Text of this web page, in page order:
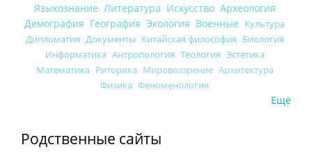
Языкознание Литература Искусство Археология
Демография География Экология Военные Культура
Дипломатия Документы Китайская философия Биология
Информатика Антропология Теология Эстетика
Математика Риторика Мировоззрение Архитектура
Физика Феноменология
Еще
Родственные сайты